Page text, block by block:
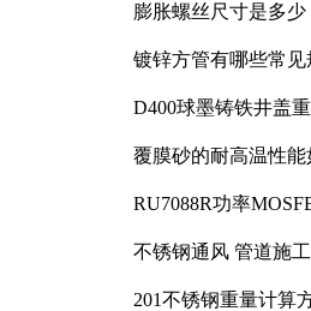
膨胀螺丝尺寸是多少
镀锌方管有哪些常
D400球墨铸铁井盖
覆膜砂的耐高温性能
RU7088R功率
不锈钢通风 管道施工
201不锈钢重量计算